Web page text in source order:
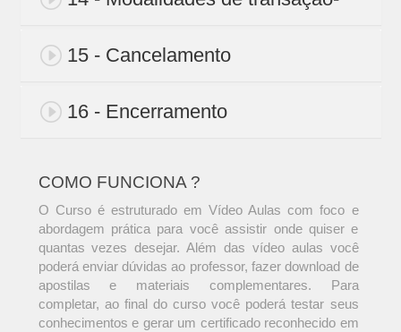
15 - Cancelamento
16 - Encerramento
COMO FUNCIONA ?
O Curso é estruturado em Vídeo Aulas com foco e
abordagem prática para você assistir onde quiser e
quantas vezes desejar. Além das vídeo aulas você
poderá enviar dúvidas ao professor, fazer download de
apostilas e materiais complementares. Para
completar, ao final do curso você poderá testar seus
conhecimentos e gerar um certificado reconhecido em